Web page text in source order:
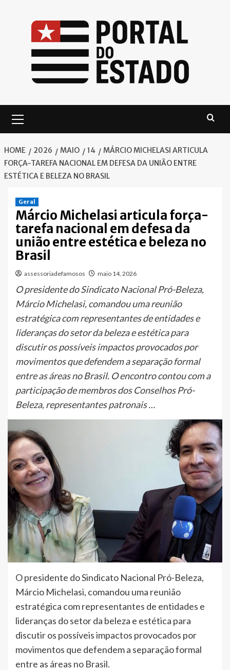
Menu
HOME 2026 MAIO 14
MÁRCIO MICHELASI ARTICULA
FORÇA-TAREFA NACIONAL EM DEFESA DA UNIÃO ENTRE
ESTÉTICA E BELEZA NO BRASIL
Geral
Márcio Michelasi articula força-
tarefa nacional em defesa da
união entre estética e beleza no
Brasil
assessoriadefamosos maio 14, 2026
O presidente do Sindicato Nacional Pró-Beleza,
Márcio Michelasi, comandou uma reunião
estratégica com representantes de entidades e
lideranças do setor da beleza e estética para
discutir os possíveis impactos provocados por
movimentos que defendem a separação formal
entre as áreas no Brasil. O encontro contou com a
participação de membros dos Conselhos Pró-
Beleza, representantes patronais …
O presidente do Sindicato Nacional Pró-Beleza,
Márcio Michelasi, comandou uma reunião
estratégica com representantes de entidades e
lideranças do setor da beleza e estética para
discutir os possíveis impactos provocados por
movimentos que defendem a separação formal
entre as áreas no Brasil.